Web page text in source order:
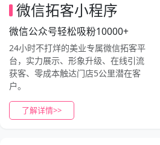
微信拓客小程序
微信公众号轻松吸粉10000+
24小时不打烊的美业专属微信拓客平
台，实力展示、形象升级、在线引流
获客、零成本触达门店5公里潜在客
户。
了解详情>>